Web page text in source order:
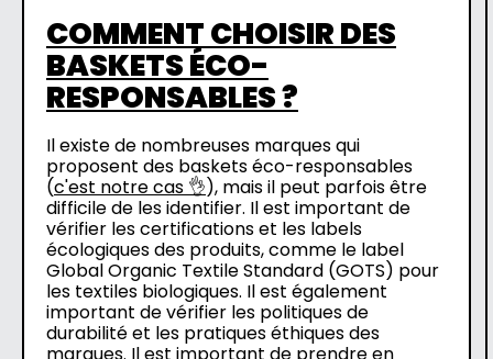
COMMENT CHOISIR DES
BASKETS ÉCO-
RESPONSABLES ?
Il existe de nombreuses marques qui
proposent des baskets éco-responsables
(c'est notre cas 👌), mais il peut parfois être
difficile de les identifier. Il est important de
vérifier les certifications et les labels
écologiques des produits, comme le label
Global Organic Textile Standard (GOTS) pour
les textiles biologiques. Il est également
important de vérifier les politiques de
durabilité et les pratiques éthiques des